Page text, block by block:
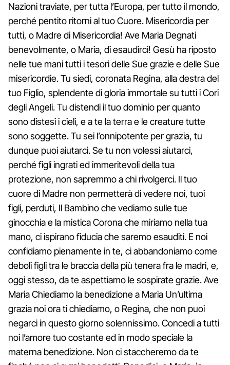
Nazioni traviate, per tutta l’Europa, per tutto il mondo,
perché pentito ritorni al tuo Cuore. Misericordia per
tutti, o Madre di Misericordia! Ave Maria Degnati
benevolmente, o Maria, di esaudirci! Gesù ha riposto
nelle tue mani tutti i tesori delle Sue grazie e delle Sue
misericordie. Tu siedi, coronata Regina, alla destra del
tuo Figlio, splendente di gloria immortale su tutti i Cori
degli Angeli. Tu distendi il tuo dominio per quanto
sono distesi i cieli, e a te la terra e le creature tutte
sono soggette. Tu sei l’onnipotente per grazia, tu
dunque puoi aiutarci. Se tu non volessi aiutarci,
perché figli ingrati ed immeritevoli della tua
protezione, non sapremmo a chi rivolgerci. Il tuo
cuore di Madre non permetterà di vedere noi, tuoi
figli, perduti, Il Bambino che vediamo sulle tue
ginocchia e la mistica Corona che miriamo nella tua
mano, ci ispirano fiducia che saremo esauditi. E noi
confidiamo pienamente in te, ci abbandoniamo come
deboli figli tra le braccia della più tenera fra le madri, e,
oggi stesso, da te aspettiamo le sospirate grazie. Ave
Maria Chiediamo la benedizione a Maria Un’ultima
grazia noi ora ti chiediamo, o Regina, che non puoi
negarci in questo giorno solennissimo. Concedi a tutti
noi l’amore tuo costante ed in modo speciale la
materna benedizione. Non ci staccheremo da te